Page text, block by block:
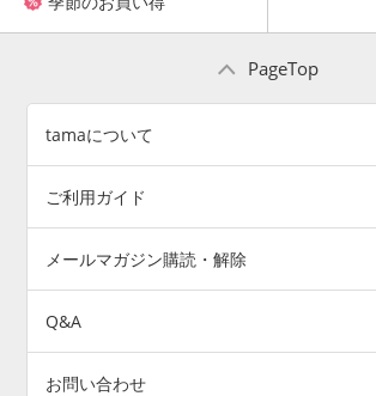
PageTop
tamaについて
ご利用ガイド
メールマガジン購読・解除
Q&A
お問い合わせ